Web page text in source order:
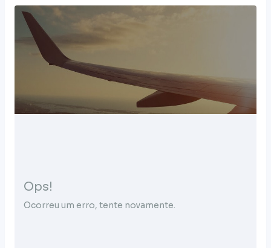
Ops!
Ocorreu um erro, tente novamente.